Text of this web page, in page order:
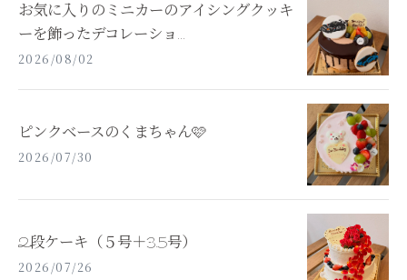
お気に入りのミニカーのアイシングクッキ
ーを飾ったデコレーショ...
2026/08/02
ピンクベースのくまちゃん🩷
2026/07/30
2段ケーキ（５号＋3.5号）
2026/07/26